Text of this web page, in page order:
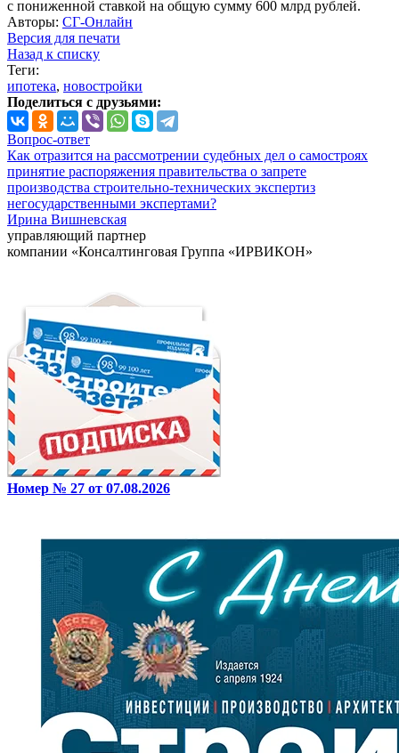
с пониженной ставкой на общую сумму 600 млрд рублей.
Авторы: СГ-Онлайн
Версия для печати
Назад к списку
Теги:
ипотека, новостройки
Поделиться с друзьями:
Вопрос-ответ
Как отразится на рассмотрении судебных дел о самостроях
принятие распоряжения правительства о запрете
производства строительно-технических экспертиз
негосударственными экспертами?
Ирина Вишневская
управляющий партнер
компании «Консалтинговая Группа «ИРВИКОН»
Номер № 27 от 07.08.2026